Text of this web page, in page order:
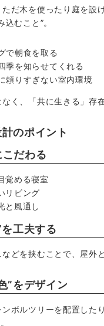
ただ木を使ったり庭を
むこと”。
で朝食を取る
季を知らせてくれる
頼りすぎない室内環境
く、「共に生きる」存
のポイント
だわる
覚める寝室
リビング
と風通し
工夫する
どを挟むことで、屋外
”をデザイン
ボルツリーを配置した